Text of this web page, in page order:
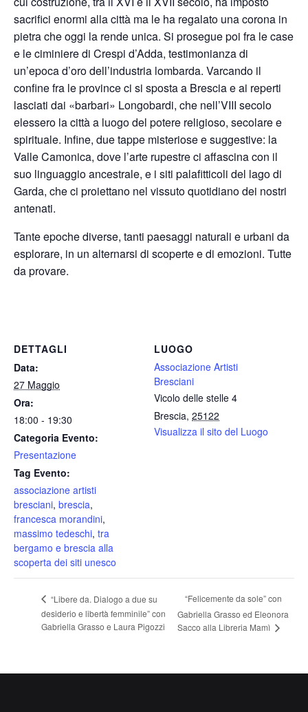
sacrifici enormi alla città ma le ha regalato una corona in
pietra che oggi la rende unica. Si prosegue poi fra le case
e le ciminiere di Crespi d’Adda, testimonianza di
un’epoca d’oro dell’industria lombarda. Varcando il
confine fra le province ci si sposta a Brescia e ai reperti
lasciati dai «barbari» Longobardi, che nell’VIII secolo
elessero la città a luogo del potere religioso, secolare e
spirituale. Infine, due tappe misteriose e suggestive: la
Valle Camonica, dove l’arte rupestre ci affascina con il
suo linguaggio ancestrale, e i siti palafitticoli del lago di
Garda, che ci proiettano nel vissuto quotidiano dei nostri
antenati.
Tante epoche diverse, tanti paesaggi naturali e urbani da
esplorare, in un alternarsi di scoperte e di emozioni. Tutte
da provare.
DETTAGLI
Data:
27 Maggio
Ora:
18:00 - 19:30
Categoria Evento:
Presentazione
Tag Evento:
associazione artisti
bresciani, brescia,
francesca morandini,
massimo tedeschi, tra
bergamo e brescia alla
scoperta dei siti unesco
LUOGO
Associazione Artisti
Bresciani
Vicolo delle stelle 4
Brescia, 25122
Visualizza il sito del Luogo
“Libere da. Dialogo a due su
desiderio e libertà femminile” con
Gabriella Grasso e Laura Pigozzi
“Felicemente da sole” con
Gabriella Grasso ed Eleonora
Sacco alla Libreria Mamì